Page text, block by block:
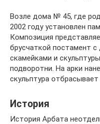
Возле дома № 45, где
2002 году установлен
Композиция
брусчаткой постамент с
скамейками и
подворотни. На арки
скульптура
История
История Арбата